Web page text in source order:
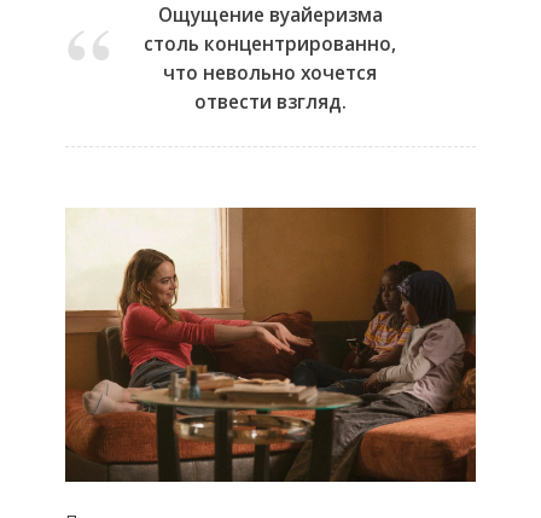
Ощущение вуайеризма
столь концентрированно,
что невольно хочется
отвести взгляд.